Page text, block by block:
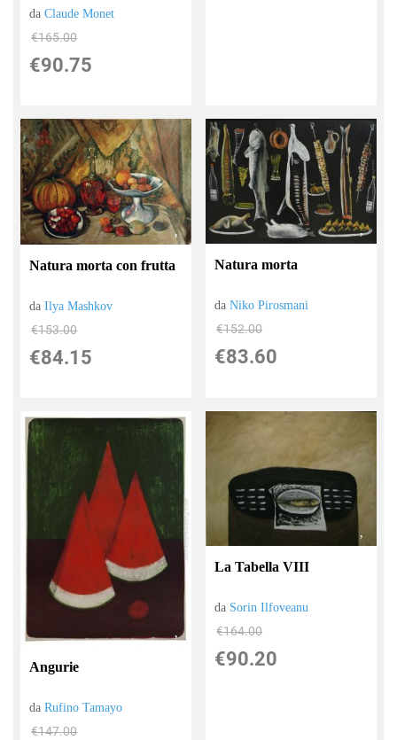
daClaude Monet
€165.00
€90.75
Natura morta con frutta
daIlya Mashkov
€153.00
€84.15
Natura morta
daNiko Pirosmani
€152.00
€83.60
Angurie
daRufino Tamayo
€147.00
La Tabella VIII
da Sorin Ilfoveanu
€164.00
€90.20